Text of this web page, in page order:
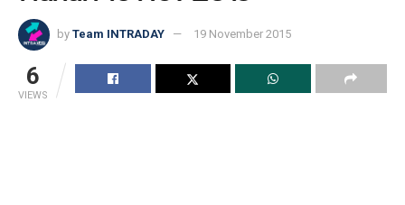
by Team INTRADAY 19 November 2015
6
VIEWS